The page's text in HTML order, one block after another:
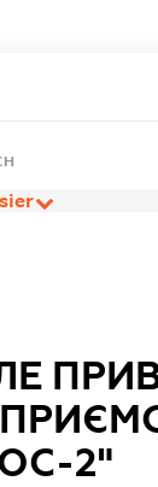
2"